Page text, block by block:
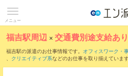
メニュー
福吉駅周辺 ×交通費別途支給あり
福吉駅の派遣のお仕事情報です。 オフィスワーク・
、 クリエイティブ系などのお仕事を取り揃えていま